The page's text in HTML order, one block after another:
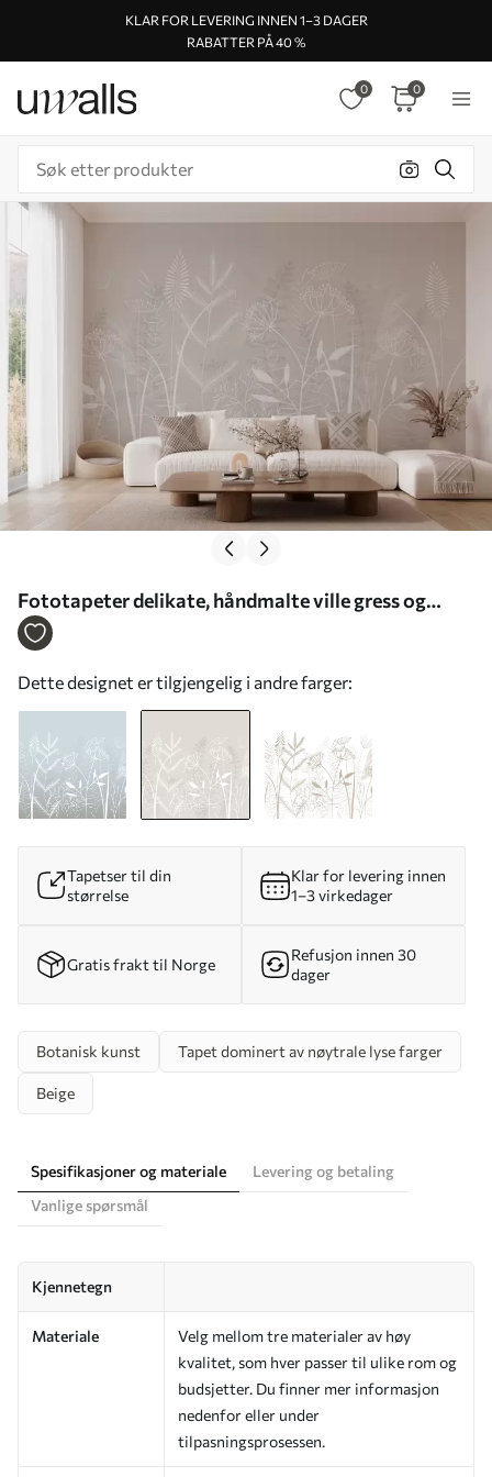
KLAR FOR LEVERING INNEN 1–3 DAGER
RABATTER PÅ 40 %
0 0
Fototapeter delikate, håndmalte ville gress og
blomster på en beige bakgrunn Nr. w05383v1
Dette designet er tilgjengelig i andre farger:
Tapetser til din
størrelse
Klar for levering innen
1–3 virkedager
Gratis frakt til Norge
Refusjon innen 30
dager
Botanisk kunst Tapet dominert av nøytrale lyse farger
Beige
Spesifikasjoner og materiale
Levering og betaling
Vanlige spørsmål
Kjennetegn
Materiale
Velg mellom tre materialer av høy
kvalitet, som hver passer til ulike rom og
budsjetter. Du finner mer informasjon
nedenfor eller under
tilpasningsprosessen.